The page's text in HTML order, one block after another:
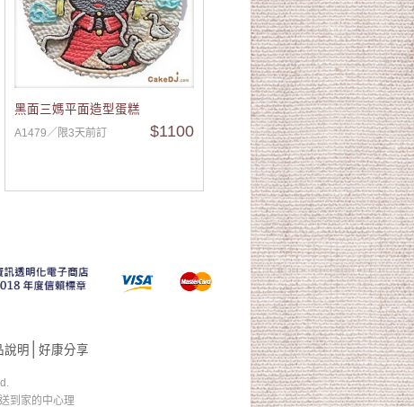
黑面三媽平面造型蛋糕
A1479／限3天前訂 $1100
說明
好康分享
到家的中心理